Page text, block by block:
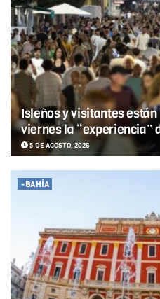
Isleños y visitantes
viernes la “experiencia”
5 DE AGOSTO, 2026
-BAHÍA